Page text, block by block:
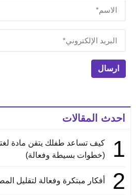
احدث المقالات
1
كيف تساعد طفلك يتقن مادة
(خطوات بسيطة وفعالة)
2 أفكار مبتكرة وفعالة لتقليل